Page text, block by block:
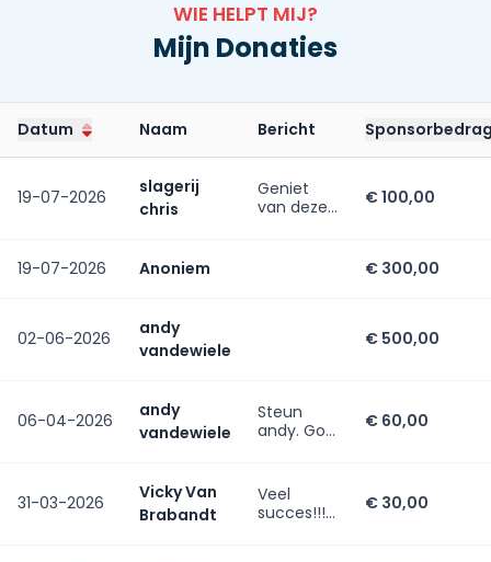
WIE HELPT MIJ?
Mijn Donaties
Datum Naam Bericht
19-07-2026
slagerij
chris
Geniet
van deze
€ 100,00
19-07-2026 Anoniem € 300,00
02-06-2026
andy
vandewiele
€ 500,00
06-04-2026
andy
vandewiele
Steun
andy. Go
€ 60,00
31-03-2026
Vicky Van
Brabandt
Veel
succes!!!
€ 30,00